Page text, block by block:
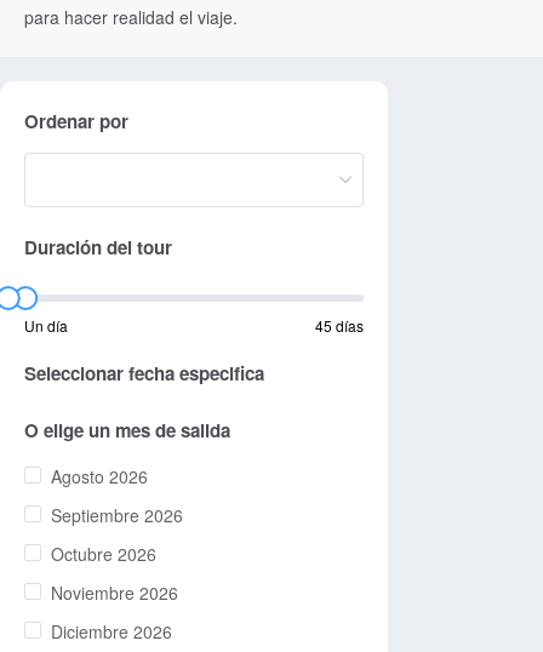
para hacer realidad el viaje.
Ordenar por
Duración del tour
Un día 45 días
Seleccionar fecha especifica
O elige un mes de salida
Agosto 2026
Septiembre 2026
Octubre 2026
Noviembre 2026
Diciembre 2026